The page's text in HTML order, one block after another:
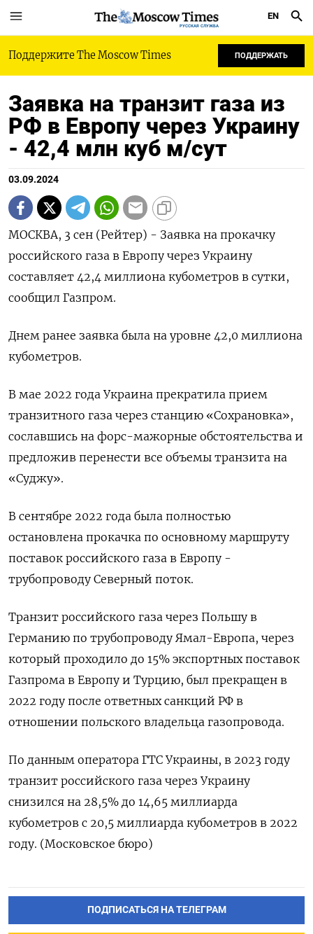
РУССКАЯ СЛУЖБА
EN
Поддержите The Moscow Times ПОДДЕРЖАТЬ
Заявка на транзит газа из
РФ в Европу через Украину
- 42,4 млн куб м/сут
03.09.2024
МОСКВА, 3 сен (Рейтер) - Заявка на прокачку
российского газа в Европу через Украину
составляет 42,4 миллиона кубометров в сутки,
сообщил Газпром.
Днем ранее заявка была на уровне 42,0 миллиона
кубометров.
В мае 2022 года Украина прекратила прием
транзитного газа через станцию «Сохрановка»,
сославшись на форс-мажорные обстоятельства и
предложив перенести все объемы транзита на
«Суджу».
В сентябре 2022 года была полностью
остановлена прокачка по основному маршруту
поставок российского газа в Европу -
трубопроводу Северный поток.
Транзит российского газа через Польшу в
Германию по трубопроводу Ямал-Европа, через
который проходило до 15% экспортных поставок
Газпрома в Европу и Турцию, был прекращен в
2022 году после ответных санкций РФ в
отношении польского владельца газопровода.
По данным оператора ГТС Украины, в 2023 году
транзит российского газа через Украину
снизился на 28,5% до 14,65 миллиарда
кубометров с 20,5 миллиарда кубометров в 2022
году. (Московское бюро)
ПОДПИСАТЬСЯ НА ТЕЛЕГРАМ